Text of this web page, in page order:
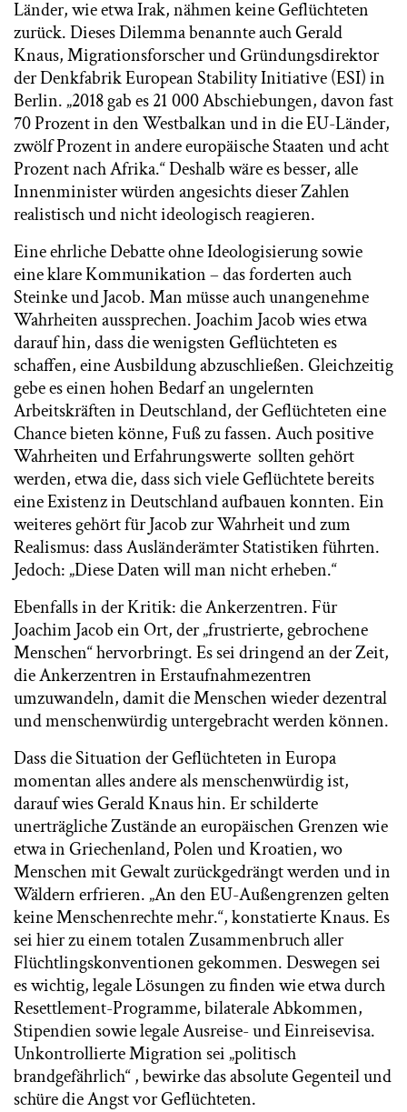
Länder, wie etwa Irak, nähmen keine Geflüchteten
zurück. Dieses Dilemma benannte auch Gerald
Knaus, Migrationsforscher und Gründungsdirektor
der Denkfabrik European Stability Initiative (ESI) in
Berlin. „2018 gab es 21 000 Abschiebungen, davon fast
70 Prozent in den Westbalkan und in die EU-Länder,
zwölf Prozent in andere europäische Staaten und acht
Prozent nach Afrika.“ Deshalb wäre es besser, alle
Innenminister würden angesichts dieser Zahlen
realistisch und nicht ideologisch reagieren.
Eine ehrliche Debatte ohne Ideologisierung sowie
eine klare Kommunikation – das forderten auch
Steinke und Jacob. Man müsse auch unangenehme
Wahrheiten aussprechen. Joachim Jacob wies etwa
darauf hin, dass die wenigsten Geflüchteten es
schaffen, eine Ausbildung abzuschließen. Gleichzeitig
gebe es einen hohen Bedarf an ungelernten
Arbeitskräften in Deutschland, der Geflüchteten eine
Chance bieten könne, Fuß zu fassen. Auch positive
Wahrheiten und Erfahrungswerte sollten gehört
werden, etwa die, dass sich viele Geflüchtete bereits
eine Existenz in Deutschland aufbauen konnten. Ein
weiteres gehört für Jacob zur Wahrheit und zum
Realismus: dass Ausländerämter Statistiken führten.
Jedoch: „Diese Daten will man nicht erheben.“
Ebenfalls in der Kritik: die Ankerzentren. Für
Joachim Jacob ein Ort, der „frustrierte, gebrochene
Menschen“ hervorbringt. Es sei dringend an der Zeit,
die Ankerzentren in Erstaufnahmezentren
umzuwandeln, damit die Menschen wieder dezentral
und menschenwürdig untergebracht werden können.
Dass die Situation der Geflüchteten in Europa
momentan alles andere als menschenwürdig ist,
darauf wies Gerald Knaus hin. Er schilderte
unerträgliche Zustände an europäischen Grenzen wie
etwa in Griechenland, Polen und Kroatien, wo
Menschen mit Gewalt zurückgedrängt werden und in
Wäldern erfrieren. „An den EU-Außengrenzen gelten
keine Menschenrechte mehr.“, konstatierte Knaus. Es
sei hier zu einem totalen Zusammenbruch aller
Flüchtlingskonventionen gekommen. Deswegen sei
es wichtig, legale Lösungen zu finden wie etwa durch
Resettlement-Programme, bilaterale Abkommen,
Stipendien sowie legale Ausreise- und Einreisevisa.
Unkontrollierte Migration sei „politisch
brandgefährlich“ , bewirke das absolute Gegenteil und
schüre die Angst vor Geflüchteten.